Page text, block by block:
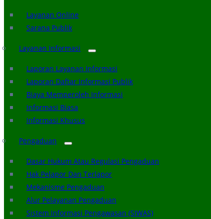
Layanan Online
Sarana Publik
Layanan Informasi
Laporan Layanan Informasi
Laporan Daftar Informasi Publik
Biaya Memperoleh Informasi
Informasi Biasa
Informasi Khusus
Pengaduan
Dasar Hukum Atau Regulasi Pengaduan
Hak Pelapor Dan Terlapor
Mekanisme Pengaduan
Alur Pelayanan Pengaduan
Sistem Informasi Pengawasan (SIWAS)